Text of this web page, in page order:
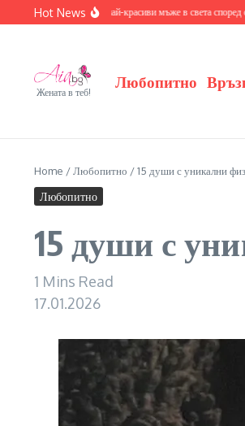
Skip to content
Hot News
се с 20-те най-красиви мъже в света според
Жената в теб!
Любопитно
Home /Любопитно /15 души с уникални
Любопитно
15 души с
1 Mins Read
17.01.2026